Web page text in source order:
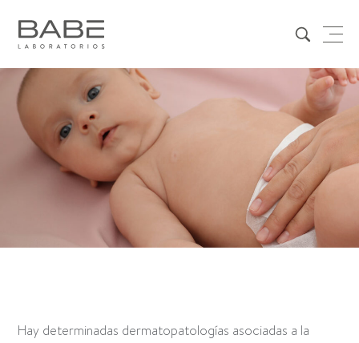
Hay determinadas dermatopatologías asociadas a la